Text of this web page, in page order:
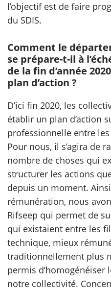
l’objectif est de faire
du SDIS.
Comment le
se prépare-t-il à
de la fin d’année
plan d’action ?
D’ici fin 2020, les
établir un plan d’action
professionnelle entre
Pour nous, il s’agira de
nombre de choses qui
structurer les actions
depuis un moment.
rémunération, nous
Rifseep qui permet de
qui existaient entre les
technique, mieux
traditionnellement plus
permis d’homogénéiser
notre collectivité.